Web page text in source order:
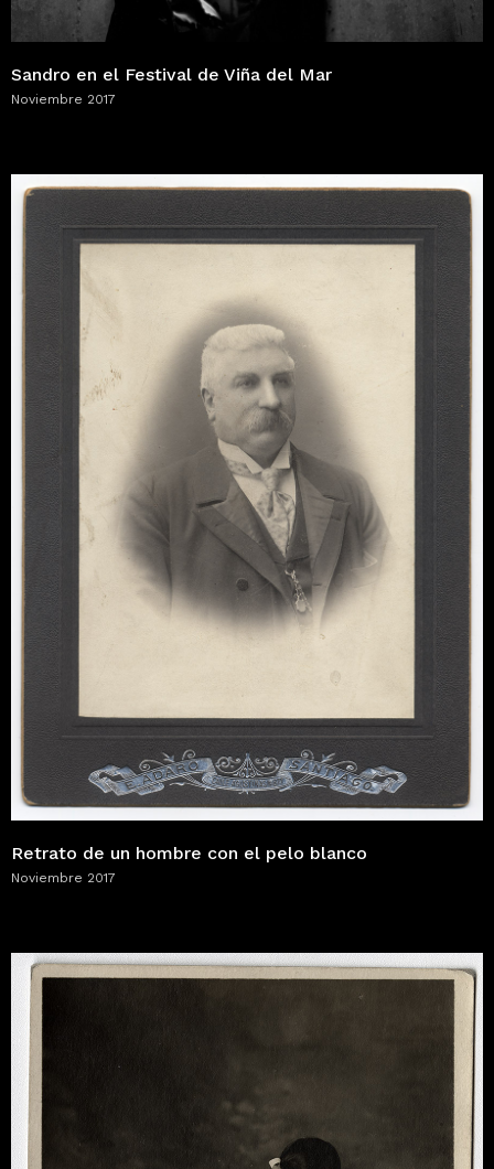
Sandro en el Festival de Viña del Mar
Noviembre 2017
Retrato de un hombre con el pelo blanco
Noviembre 2017